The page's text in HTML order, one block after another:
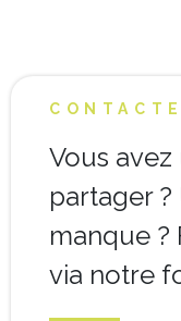
Vous
partager
manque ?
via notre